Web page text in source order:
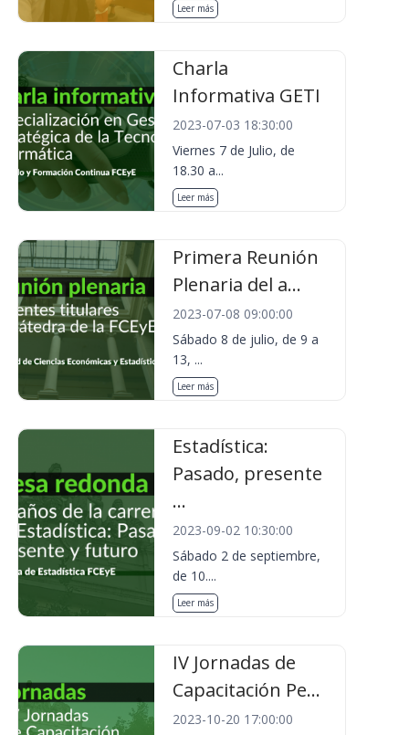
Leer más
Charla
Informativa GETI
2023-07-03 18:30:00
Viernes 7 de Julio, de
18.30 a...
Leer más
Primera Reunión
Plenaria del a...
2023-07-08 09:00:00
Sábado 8 de julio, de 9 a
13, ...
Leer más
Estadística:
Pasado, presente
...
2023-09-02 10:30:00
Sábado 2 de septiembre,
de 10....
Leer más
IV Jornadas de
Capacitación Pe...
2023-10-20 17:00:00